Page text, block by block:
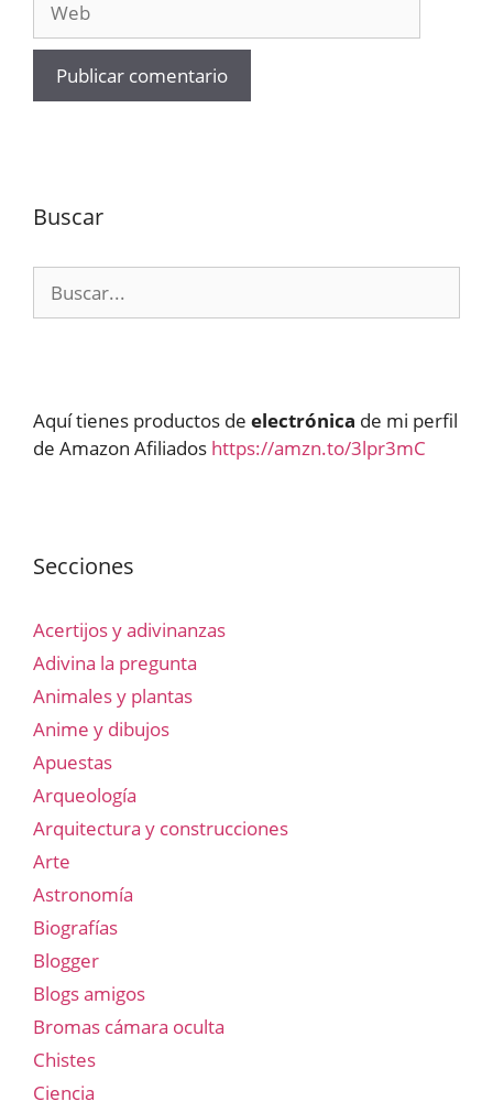
Buscar
Aquí tienes productos de electrónica de mi perfil
de Amazon Afiliados https://amzn.to/3lpr3mC
Secciones
Acertijos y adivinanzas
Adivina la pregunta
Animales y plantas
Anime y dibujos
Apuestas
Arqueología
Arquitectura y construcciones
Arte
Astronomía
Biografías
Blogger
Blogs amigos
Bromas cámara oculta
Chistes
Ciencia